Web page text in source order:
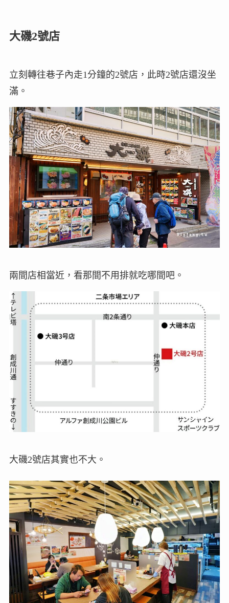
大磯2號店
立刻轉往巷子內走1分鐘的2號店，此時2號店還沒坐
滿。
兩間店相當近，看那間不用排就吃哪間吧。
大磯2號店其實也不大。